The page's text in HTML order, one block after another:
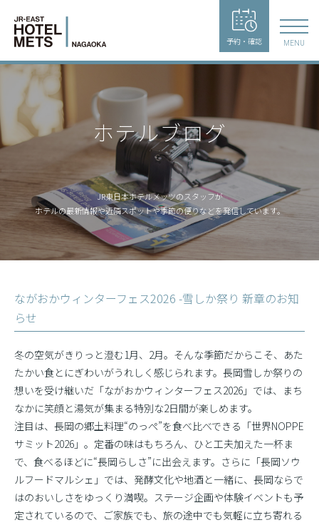
予約・確認 MENU
ホテルブログ
JR東日本ホテルメッツのスタッフが
ホテルの最新情報や近隣スポットや季節の便りなどを発信しています。
ながおかウィンターフェス2026 -雪しか祭り 新章のお知
らせ
冬の空気がきりっと澄む1月、2月。そんな季節だからこそ、あた
たかい食とにぎわいがうれしく感じられます。長岡雪しか祭りの
想いを受け継いだ「ながおかウィンターフェス2026」では、まち
なかに笑顔と湯気が集まる特別な2日間が楽しめます。
注目は、長岡の郷土料理“のっぺ”を食べ比べできる「世界NOPPE
サミット2026」。定番の味はもちろん、ひと工夫加えた一杯ま
で、食べるほどに“長岡らしさ”に出会えます。さらに「長岡ソウ
ルフードマルシェ」では、発酵文化や地酒と一緒に、長岡ならで
はのおいしさをゆっくり満喫。ステージ企画や体験イベントも予
定されているので、ご家族でも、旅の途中でも気軽に立ち寄れる